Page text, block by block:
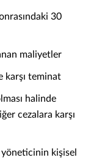
30
maliyetler
karşı teminat
halinde
cezalara karşı
kişisel